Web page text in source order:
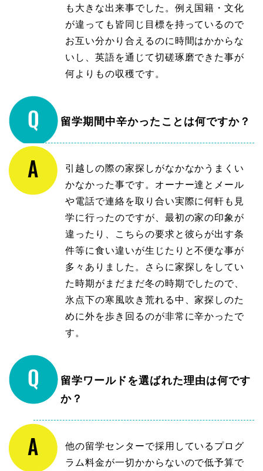
も大きな出来事でした。例え国籍・文化
が違っても皆同じ目標を持っているので
お互い分かり合えるのに時間はかからな
いし、英語を通じて切磋琢磨できた事が
何よりもの収穫です。
留学期間中辛かったことは何ですか？
引越しの際の家探しがなかなかうまくい
かなかった事です。オーナー達とメール
や電話で連絡を取り合い実際に何軒も見
学に行ったのですが、最初の家の印象が
違ったり、こちらの要求と彼らが出す条
件等に食い違いが生じたりと不便な事が
多々ありました。さらに家探しをしてい
た時期がまだまだ冬の時期でしたので、
氷点下の寒風吹き荒れる中、家探しのた
めに外を歩き回るのが非常に辛かったで
す。
留学ワールドを選ばれた理由は何です
か？
他の留学センターで採用しているプログ
ラム料金が一切かからないので低予算で